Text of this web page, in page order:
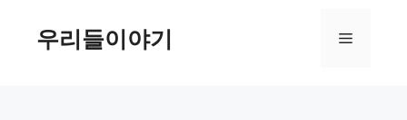
우리들이야기 메